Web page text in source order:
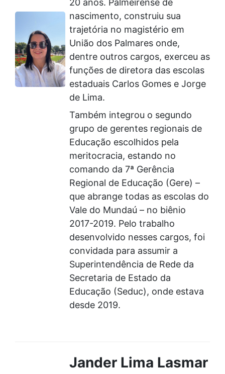
20 anos. Palmeirense de
nascimento, construiu sua
trajetória no magistério em
União dos Palmares onde,
dentre outros cargos, exerceu as
funções de diretora das escolas
estaduais Carlos Gomes e Jorge
de Lima.
Também integrou o segundo
grupo de gerentes regionais de
Educação escolhidos pela
meritocracia, estando no
comando da 7ª Gerência
Regional de Educação (Gere) –
que abrange todas as escolas do
Vale do Mundaú – no biênio
2017-2019. Pelo trabalho
desenvolvido nesses cargos, foi
convidada para assumir a
Superintendência de Rede da
Secretaria de Estado da
Educação (Seduc), onde estava
desde 2019.
Jander Lima Lasmar